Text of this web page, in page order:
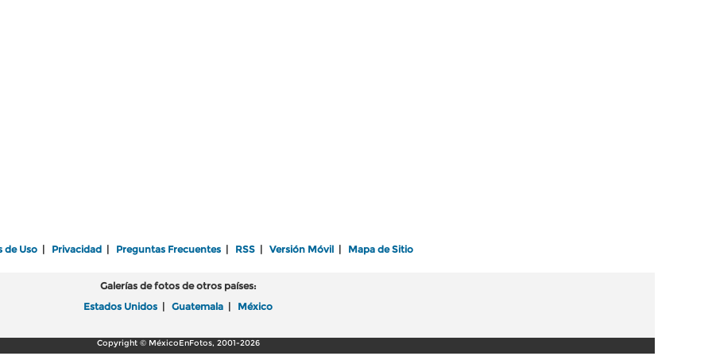
de Uso Privacidad Preguntas Frecuentes RSS Versión Móvil Mapa de Sitio
Galerías de fotos de otros países:
Estados Unidos
Guatemala México
Copyright © MéxicoEnFotos, 2001-2026